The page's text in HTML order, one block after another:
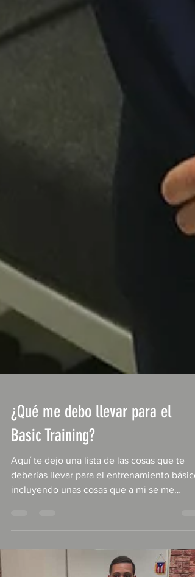
¿Qué me debo llevar para el
Basic Training?
Aquí te dejo una lista de las cosas que te
deberías llevar para el entrenamiento básico